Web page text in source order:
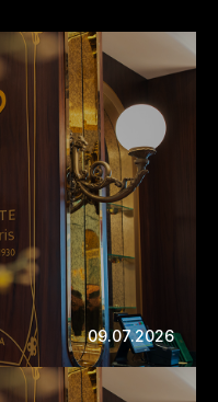
09.07.2026